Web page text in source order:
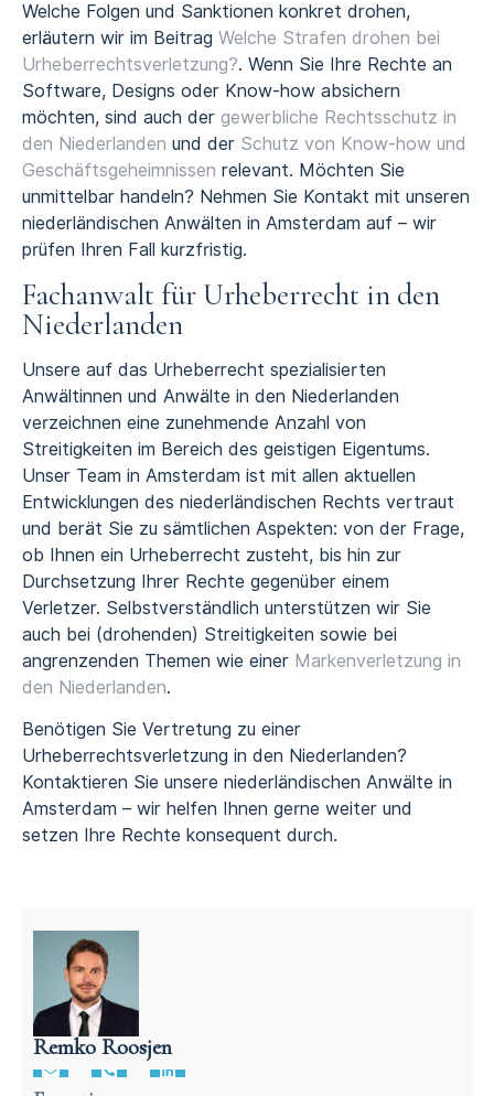
Welche Folgen und Sanktionen konkret drohen,
erläutern wir im Beitrag Welche Strafen drohen bei
Urheberrechtsverletzung?. Wenn Sie Ihre Rechte an
Software, Designs oder Know-how absichern
möchten, sind auch der gewerbliche Rechtsschutz in
den Niederlanden und der Schutz von Know-how und
Geschäftsgeheimnissen relevant. Möchten Sie
unmittelbar handeln? Nehmen Sie Kontakt mit unseren
niederländischen Anwälten in Amsterdam auf – wir
prüfen Ihren Fall kurzfristig.
Fachanwalt für Urheberrecht in den
Niederlanden
Unsere auf das Urheberrecht spezialisierten
Anwältinnen und Anwälte in den Niederlanden
verzeichnen eine zunehmende Anzahl von
Streitigkeiten im Bereich des geistigen Eigentums.
Unser Team in Amsterdam ist mit allen aktuellen
Entwicklungen des niederländischen Rechts vertraut
und berät Sie zu sämtlichen Aspekten: von der Frage,
ob Ihnen ein Urheberrecht zusteht, bis hin zur
Durchsetzung Ihrer Rechte gegenüber einem
Verletzer. Selbstverständlich unterstützen wir Sie
auch bei (drohenden) Streitigkeiten sowie bei
angrenzenden Themen wie einer Markenverletzung in
den Niederlanden.
Benötigen Sie Vertretung zu einer
Urheberrechtsverletzung in den Niederlanden?
Kontaktieren Sie unsere niederländischen Anwälte in
Amsterdam – wir helfen Ihnen gerne weiter und
setzen Ihre Rechte konsequent durch.
Remko Roosjen
Anwalt für niederländisches Vertragsrecht